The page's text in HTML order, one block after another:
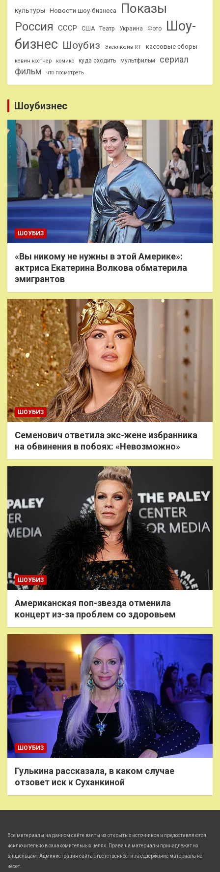
культуры Новости шоу-бизнеса Показы
Россия СССР США Театр Украина Фото
Шоу-
бизнес Шоубиз Эксклюзив RT кассовые сборы
кевин костнер комикс куда сходить мультфильм
сериал
фильм
что посмотреть
Шоубизнес
ШОУБИЗ
«Вы никому не нужны в этой Америке»:
актриса Екатерина Волкова обматерила
эмигрантов
ШОУБИЗ
Семенович ответила экс-жене избранника
на обвинения в побоях: «Невозможно»
ШОУБИЗ
Американская поп-звезда отменила
концерт из-за проблем со здоровьем
ШОУБИЗ
Гулькина рассказала, в каком случае
отзовет иск к Суханкиной
Все материалы на данном сайте взяты из открытых источников и предоставляются
исключительно в ознакомительных целях. Права на материалы принадлежат их
владельцам. Администрация сайта ответственности за содержание материала не
несет.